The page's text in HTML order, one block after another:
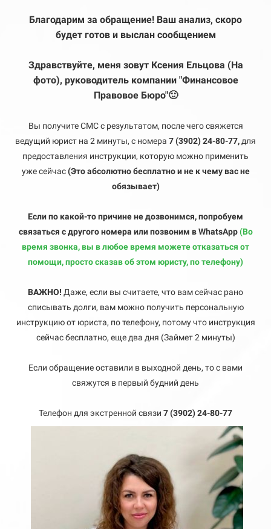
Благодарим за обращение! Ваш анализ, скоро
будет готов и выслан сообщением
Здравствуйте, меня зовут Ксения Ельцова (На
фото), руководитель компании "Финансовое
Правовое Бюро"🙂
Вы получите СМС с результатом, после чего свяжется
ведущий юрист на 2 минуты, с номера 7 (3902) 24-80-77,для
предоставления инструкции, которую можно применить
уже сейчас(Это абсолютно бесплатно и не к чему вас не
обязывает)
Если по какой-то причине не дозвонимся, попробуем
связаться с другого номера или позвоним в WhatsApp(Во
время звонка, вы в любое время можете отказаться от
помощи, просто сказав об этом юристу, по телефону)
ВАЖНО! Даже, если вы считаете, что вам сейчас рано
списывать долги, вам можно получить персональную
инструкцию от юриста, по телефону, потому что инструкция
сейчас бесплатно, еще два дня (Займет 2 минуты)
Если обращение оставили в выходной день, то с вами
свяжутся в первый будний день
Телефон для экстренной связи 7 (3902) 24-80-77